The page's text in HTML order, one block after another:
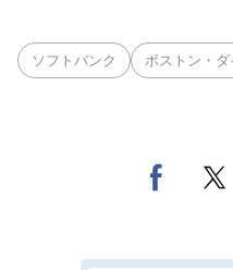
ソフトバンク ボストン・